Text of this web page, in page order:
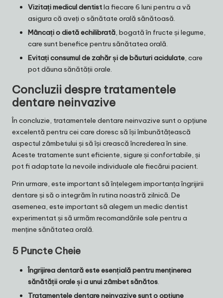
Vizitați medicul dentistla fiecare 6 luni pentru a vă
asigura că aveți o sănătate orală sănătoasă.
Mâncați o dietă echilibrată, bogată în fructe și legume,
care sunt benefice pentru sănătatea orală.
Evitați consumul de zahăr și de băuturi acidulate, care
pot dăuna sănătății orale.
Concluzii despre tratamentele
dentare neinvazive
În concluzie, tratamentele dentare neinvazive sunt o opțiune
excelentă pentru cei care doresc să își îmbunătățească
aspectul zâmbetului și să își crească încrederea în sine.
Aceste tratamente sunt eficiente, sigure și confortabile, și
pot fi adaptate la nevoile individuale ale fiecărui pacient.
Prin urmare, este important să înțelegem importanța îngrijirii
dentare și să o integrăm în rutina noastră zilnică. De
asemenea, este important să alegem un medic dentist
experimentat și să urmăm recomandările sale pentru a
menține sănătatea orală.
5 Puncte Cheie
Îngrijirea dentară este esențială pentru menținerea
sănătății orale și a unui zâmbet sănătos
Tratamentele dentare neinvazive sunt o opțiune